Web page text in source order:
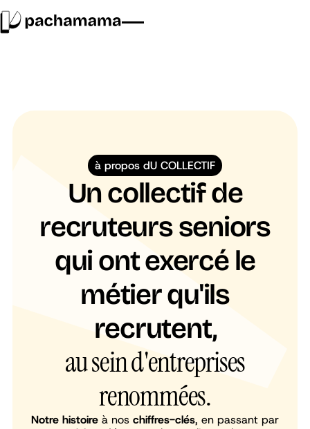
à propos dU COLLECTIF
Un collectif de
recruteurs seniors
qui ont exercé le
métier qu'ils
recrutent,
au sein d'entreprises
renommées.
Notre histoireà nos chiffres-clés, en passant par